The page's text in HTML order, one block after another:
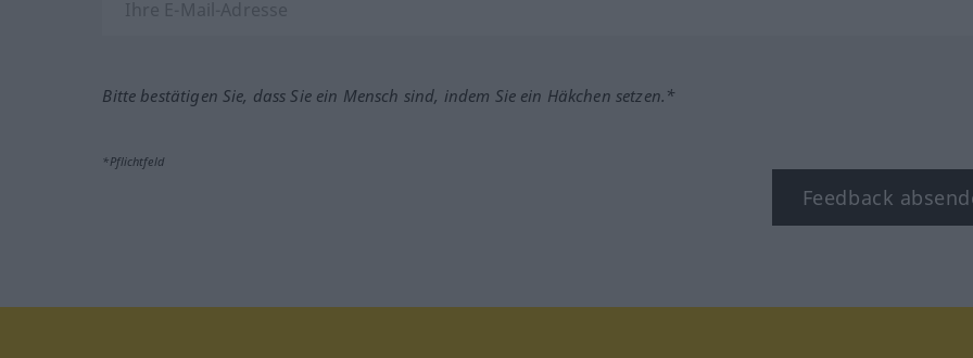
Bitte bestätigen Sie, dass Sie ein Mensch sind, indem Sie ein Häkchen setzen.*
*Pflichtfeld
Feedback